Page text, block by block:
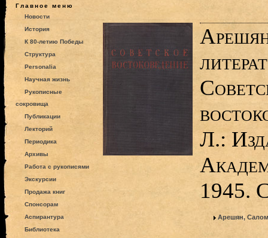
Главное меню
Новости
История
К 80-летию Победы
Структура
Personalia
Научная жизнь
Рукописные
сокровища
Публикации
Лекторий
Периодика
Архивы
Работа с рукописями
Экскурсии
Продажа книг
Спонсорам
Аспирантура
Библиотека
Л.:
1945.
Арешян,